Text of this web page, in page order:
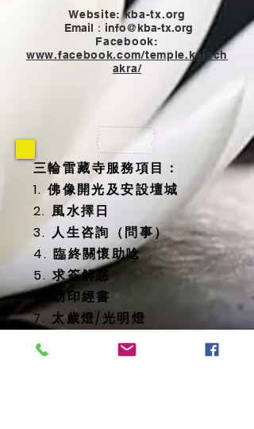
Website: kba-tx.org
Email： info@kba-tx.org
Facebook:
www.facebook.com/temple.kalach
akra/
三輪雷藏寺服務項目：
1. 佛像開光及安設壇城
2. 風水擇日
3. 人生咨詢（問事）
4. 臨終關懷助唸
5. 求簽解惑
6. 助印經書
7. 太歲燈/光明燈
8. 消災延壽藥師佛燈
9. 地藏殿提供